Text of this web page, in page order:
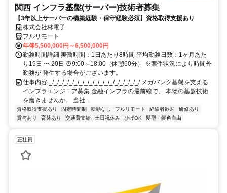
関西 インフラ基盤(サーバー)技術者募集
【3年以上サーバーの構築経験・保守経験必須】資格取得支援あり
株式会社林電子
フルリモート
年俸5,500,000円～6,500,000円
勤務時間詳細 実働時間：1日あたり8時間 平均勤務日数：1ヶ月あた
り19日 〜 20日 ⏰9:00～18:00（休憩60分） ※案件状況により時間外
勤務が 発生する場合がございます。
仕事内容 _/_/_/_/_/_/_/_/_/_/_/_/_/_/_/_/_/_/ メガバンク基盤を支える
インフラエンジニア募集 金融インフラの最前線で、 本物の基盤技術
を磨きませんか。 当社...
資格取得支援あり 固定時間制 転勤なし フルリモート 経験者歓迎
研修あり
賞与あり
育休あり 交通費支給 土日祝休み ひげOK 髪型・髪色自由
正社員